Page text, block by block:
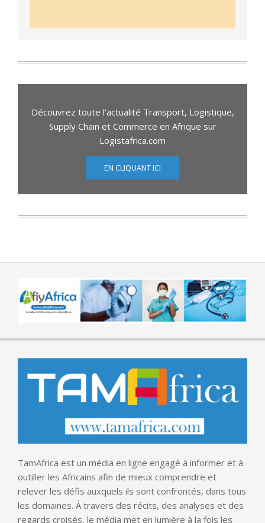
Découvrez toute l'actualité Transport, Logistique,
Supply Chain et Commerce en Afrique sur
Logistafrica.com
EN CLIQUANT ICI
TamAfrica est un média en ligne engagé à informer et à
outiller les Africains afin de mieux comprendre et
relever les défis auxquels ils sont confrontés, dans tous
les domaines. À travers des récits, des analyses et des
regards croisés, le média met en lumière à la fois les